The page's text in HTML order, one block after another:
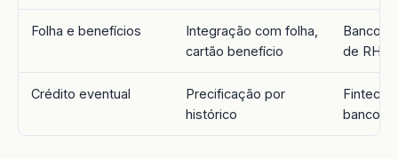
Folha e benefícios
Integração com folha,
cartão benefício
Banco
de RH
Crédito eventual
Precificação por
histórico
Fintech
banco